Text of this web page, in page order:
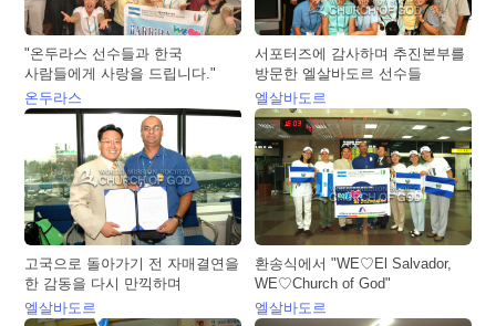
"온두라스 선수들과 한국
사람들에게 사랑을 드립니다."
온두라스
서포터즈에 감사하며 추진본부를
방문한 엘살바도르 선수들
엘살바도르
고국으로 돌아가기 전 자매결연을
한 감동을 다시 만끽하며
엘살바도르
환송식에서 "WE♡El Salvador,
WE♡Church of God"
엘살바도르